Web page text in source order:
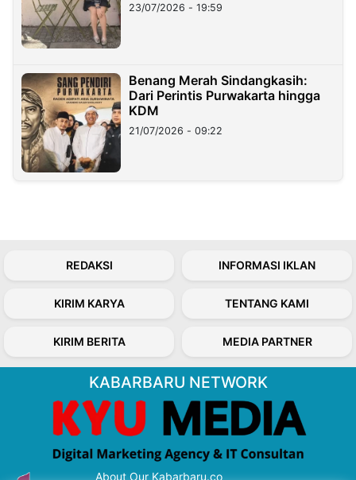
23/07/2026 - 19:59
Benang Merah Sindangkasih:
Dari Perintis Purwakarta hingga
KDM
21/07/2026 - 09:22
REDAKSI INFORMASI IKLAN
KIRIM KARYA TENTANG KAMI
KIRIM BERITA MEDIA PARTNER
KABARBARU NETWORK
About Our Kabarbaru.co